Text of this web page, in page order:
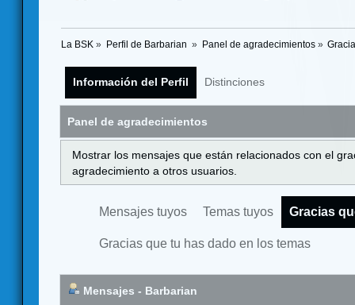
La BSK » Perfil de Barbarian » Panel de agradecimientos»
Información del Perfil Distinciones
Panel de agradecimientos
Mostrar los mensajes que están relacionados con el
agradecimiento a otros usuarios.
Mensajes tuyos Temas tuyos Gracias
Gracias que tu has dado en los temas
Mensajes - Barbarian